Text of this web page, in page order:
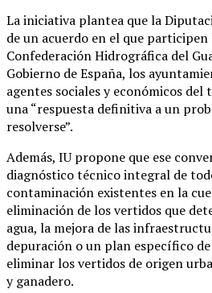
La iniciativa plantea que la
de un acuerdo en el que
Confederación Hidrográfica del
Gobierno de España, los
agentes sociales y económicos
una “respuesta definitiva a un
resolverse”.
Además, IU propone que ese
diagnóstico técnico integral de
contaminación existentes en la
eliminación de los vertidos que
agua, la mejora de las
depuración o un plan específico
eliminar los vertidos de origen
y ganadero.